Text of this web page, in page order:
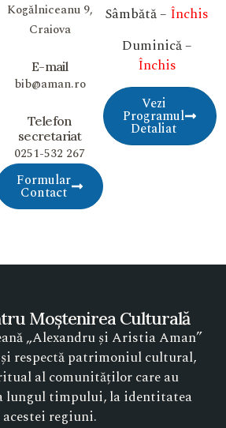
Sâmbătă – Închis
Duminică –
Închis
Vezi
Programul
Detaliat
Kogălniceanu 9,
Craiova
E-mail
bib@aman.ro
Telefon
secretariat
0251-532 267
Formular
Contact
Moștenirea Culturală
„Alexandru și Aristia Aman”
respectă patrimoniul cultural,
al comunităților care au
lungul timpului, la identitatea
acestei regiuni.